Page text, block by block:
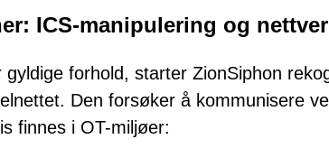
ICS-manipulering og
forhold, starter ZionSiphon
Den forsøker å kommunisere
finnes i OT-miljøer: